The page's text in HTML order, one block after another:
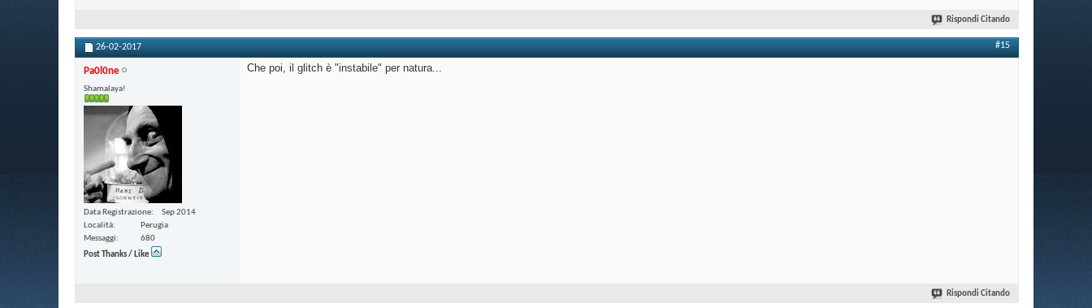
Rispondi Citando
26-02-2017 #15
Pa0l0ne
Shamalaya!
Data Registrazione
Sep 2014
Località
Perugia
Messaggi
680
Post Thanks / Like
Che poi, il glitch è "instabile" per natura...
Rispondi Citando